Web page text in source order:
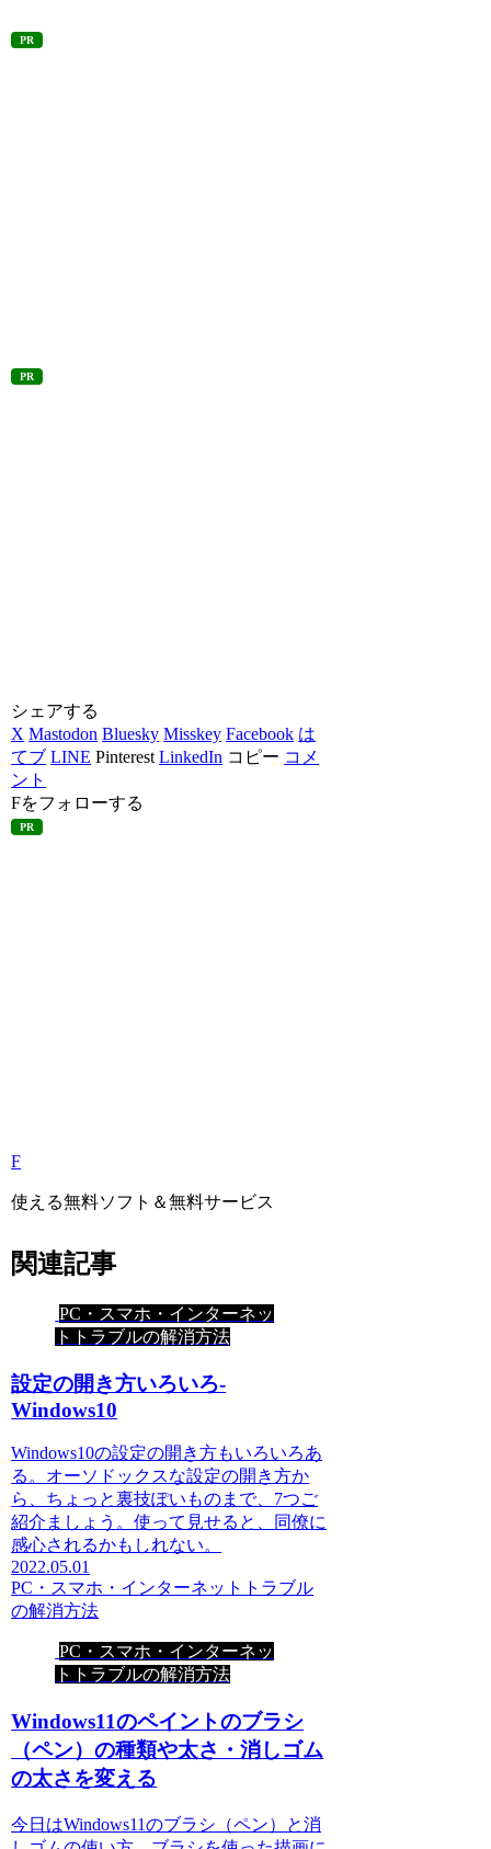
PR
PR
シェアする
X Mastodon Bluesky Misskey Facebook は
てブ LINE Pinterest LinkedIn コピー コメ
ント
Fをフォローする
PR
F
使える無料ソフト＆無料サービス
関連記事
PC・スマホ・インターネッ
トトラブルの解消方法
設定の開き方いろいろ-
Windows10
Windows10の設定の開き方もいろいろあ
る。オーソドックスな設定の開き方か
ら、ちょっと裏技ぽいものまで、7つご
紹介ましょう。使って見せると、同僚に
感心されるかもしれない。
2022.05.01
PC・スマホ・インターネットトラブル
の解消方法
PC・スマホ・インターネッ
トトラブルの解消方法
Windows11のペイントのブラシ
（ペン）の種類や太さ・消しゴム
の太さを変える
今日はWindows11のブラシ（ペン）と消